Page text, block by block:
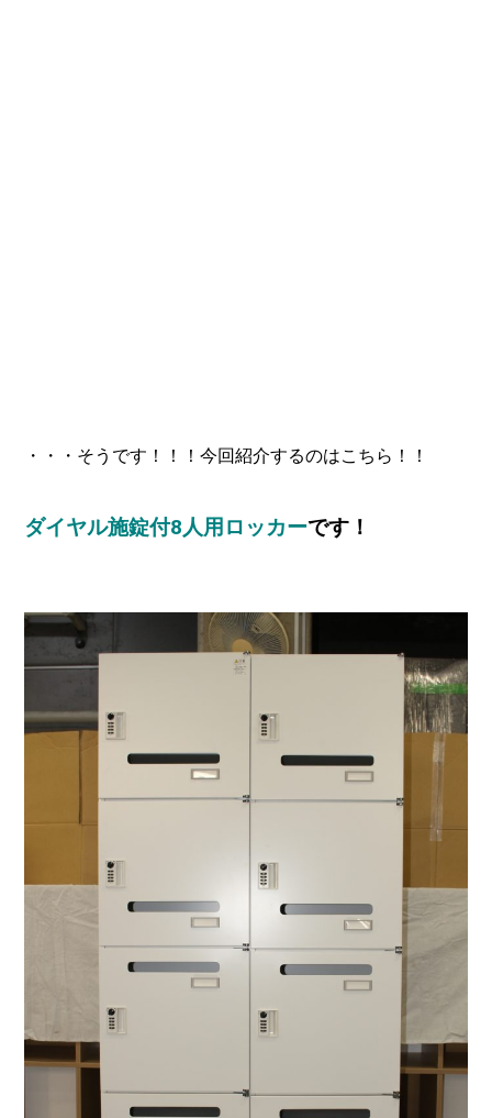
・・・そうです！！！今回紹介するのはこちら！！
ダイヤル施錠付8人用ロッカーです！